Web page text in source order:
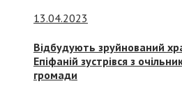
13.04.2023
Відбудують зруйнований
Епіфаній зустрівся з
громади